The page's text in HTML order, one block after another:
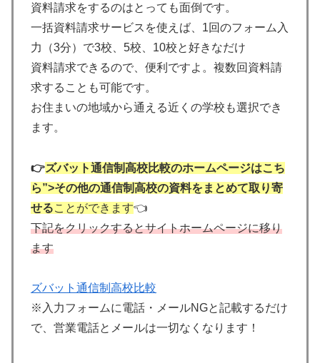
資料請求をするのはとっても面倒です。
一括資料請求サービスを使えば、1回のフォーム入
力（3分）で3校、5校、10校と好きなだけ
資料請求できるので、便利ですよ。複数回資料請
求することも可能です。
お住まいの地域から通える近くの学校も選択でき
ます。
👉ズバット通信制高校比較のホームページはこち
ら”>その他の通信制高校の資料をまとめて取り寄
せることができます👈
下記をクリックするとサイトホームページに移り
ます
ズバット通信制高校比較
※入力フォームに電話・メールNGと記載するだけ
で、営業電話とメールは一切なくなります！